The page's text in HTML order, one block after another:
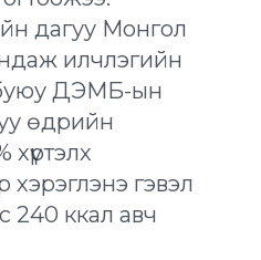
дагуу Монгол
илчлэгийн
ДЭМБ-ын
өдрийн
хүртэлх
хэрэглэнэ гэвэл
240 ккал авч